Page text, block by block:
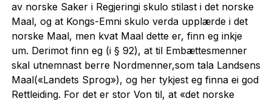
av norske Saker i Regjeringi skulo stilast i det norske
Maal, og at Kongs-Emni skulo verda upplærde i det
norske Maal, men kvat Maal dette er, finn eg inkje
um. Derimot finn eg (i § 92), at til Embættesmenner
skal utnemnast berre Nordmenner,som tala Landsens
Maal(«Landets Sprog»), og her tykjest eg finna ei god
Rettleiding. For det er stor Von til, at «det norske